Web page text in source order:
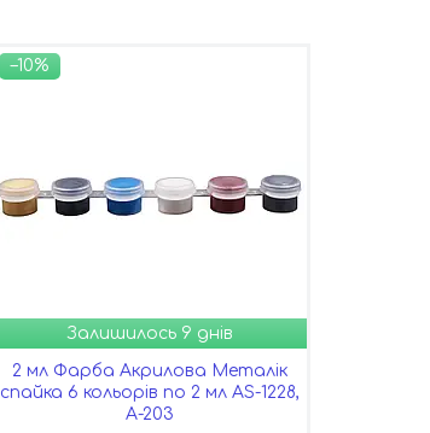
–10%
Залишилось 9 днів
2 мл Фарба Акрилова Металік
спайка 6 кольорів по 2 мл AS-1228,
А-203